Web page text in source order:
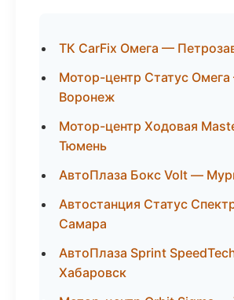
ТК CarFix Омега —
Мотор-центр Статус
Воронеж
Мотор-центр Ходовая
Тюмень
АвтоПлаза Бокс Volt —
Автостанция Статус
Самара
АвтоПлаза Sprint
Хабаровск